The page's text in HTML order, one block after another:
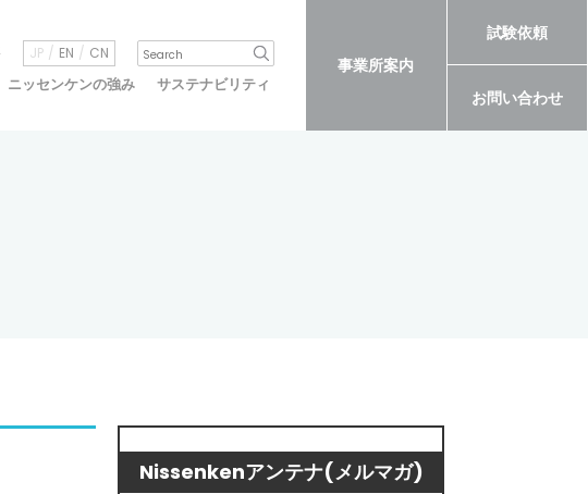
JP EN CN
ニッセンケンの強み サステナビリティ
事業所案内
試験依頼
お問い合わせ
Nissenkenアンテナ(メルマガ)